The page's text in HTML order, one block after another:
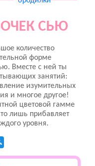
СЬЮ
количество
форме
Вместе с ней ты
занятий:
изумительных
и многое другое!
цветовой гамме
лишь прибавляет
уровня.